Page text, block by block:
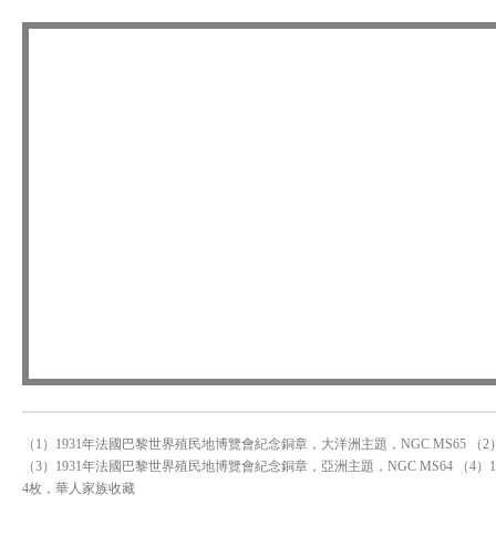
（1）1931年法國巴黎世界殖民地博覽會紀念銅章，大洋洲主題，NGC MS65
（3）1931年法國巴黎世界殖民地博覽會紀念銅章，亞洲主題，NGC MS64 （4
4枚，華人家族收藏